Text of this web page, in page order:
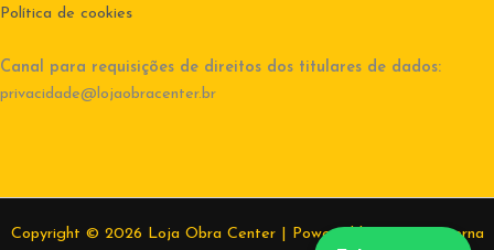
Política de cookies
Canal para requisições de direitos dos titulares de dados:
privacidade@lojaobracenter.br
Copyright © 2026 Loja Obra Center | Powered by Equipe interna